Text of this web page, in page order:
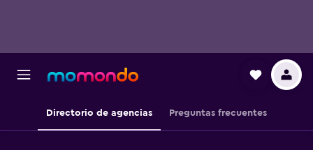
Directorio de agencias Preguntas frecuentes